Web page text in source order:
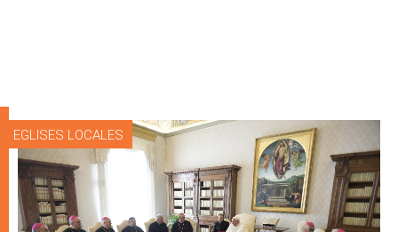
EGLISES LOCALES